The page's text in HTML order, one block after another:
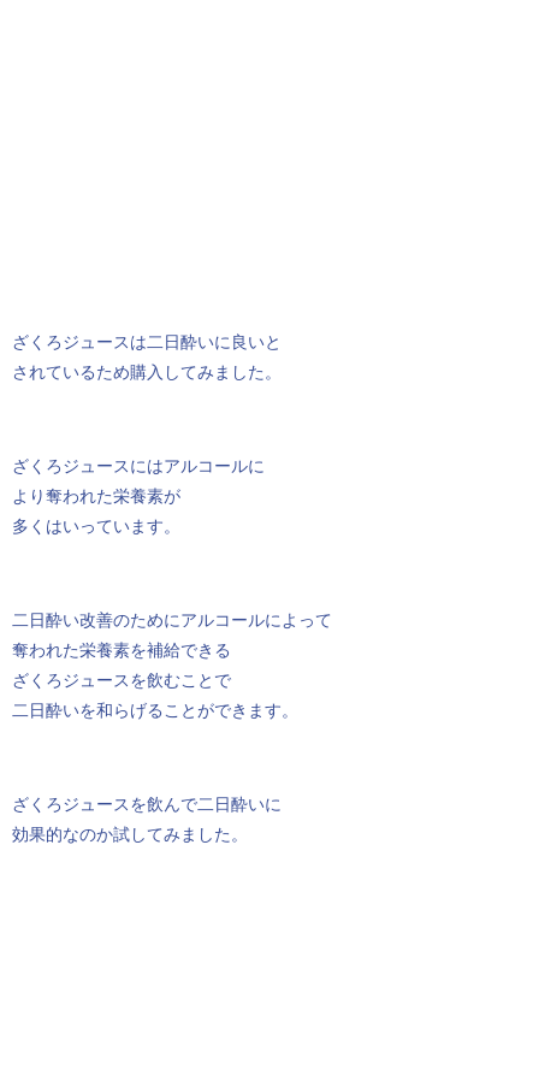
ざくろジュースは二日酔いに良いと
されているため購入してみました。
ざくろジュースにはアルコールに
より奪われた栄養素が
多くはいっています。
二日酔い改善のためにアルコールによって
奪われた栄養素を補給できる
ざくろジュースを飲むことで
二日酔いを和らげることができます。
ざくろジュースを飲んで二日酔いに
効果的なのか試してみました。